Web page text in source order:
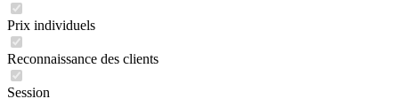
Prix individuels
Reconnaissance des clients
Session